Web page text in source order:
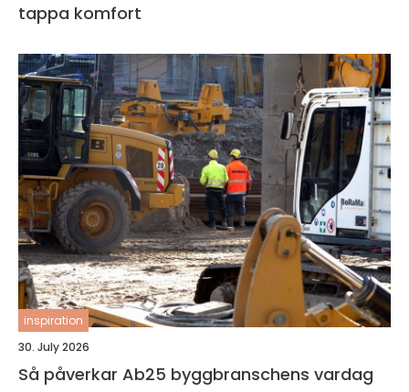
tappa komfort
inspiration
30. July 2026
Så påverkar Ab25 byggbranschens vardag